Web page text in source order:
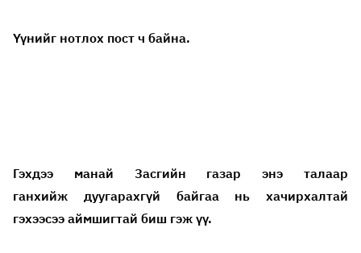
Үүнийг нотлох пост ч байна.
Гэхдээ манай Засгийн газар энэ талаар
ганхийж дуугарахгүй байгаа нь хачирхалтай
гэхээсээ аймшигтай биш гэж үү.